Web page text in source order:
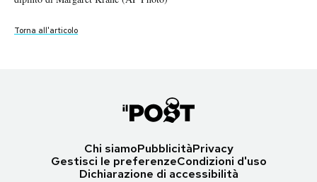
Regala il Post
Torna all'articolo
Torna all'articolo
Chi siamoPubblicitàPrivacy
Gestisci le preferenzeCondizioni d'uso
Dichiarazione di accessibilità